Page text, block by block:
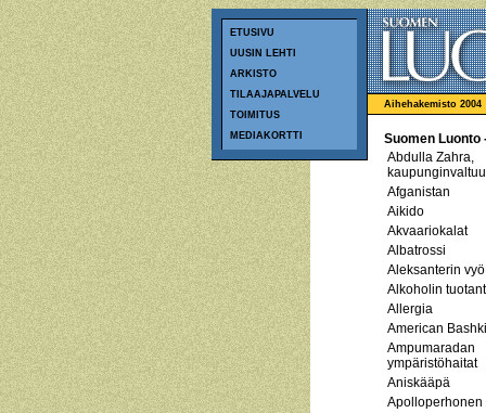
ETUSIVU
UUSIN LEHTI
ARKISTO
TILAAJAPALVELU
TOIMITUS
MEDIAKORTTI
Aihehakemisto 2004
Suomen Luonto
Abdulla Zahra,
Afganistan
Aikido
Akvaariokalat
Albatrossi
Aleksanterin vyö
Alkoholin
Allergia
American
Ampumaradan
ympäristöhaitat
Aniskääpä
Apolloperhonen